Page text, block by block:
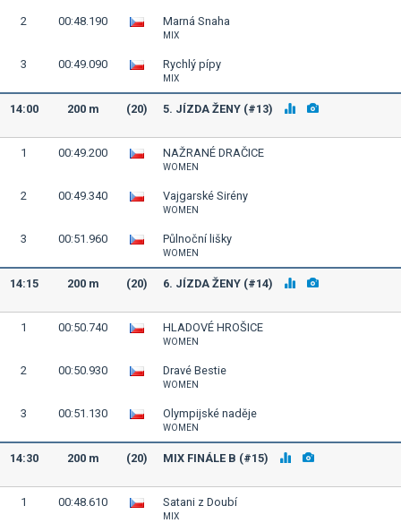
2 00:48.190 Marná Snaha
MIX
3 00:49.090 Rychlý pípy
MIX
14:00 200 m (20) 5. JÍZDA ŽENY (#13)
1 00:49.200 NAŽRANÉ DRAČICE
WOMEN
2 00:49.340 Vajgarské Sirény
WOMEN
3 00:51.960 Půlnoční lišky
WOMEN
14:15 200 m (20) 6. JÍZDA ŽENY (#14)
1 00:50.740 HLADOVÉ HROŠICE
WOMEN
2 00:50.930 Dravé Bestie
WOMEN
3 00:51.130 Olympijské naděje
WOMEN
14:30 200 m (20) MIX FINÁLE B (#15)
1 00:48.610 Satani z Doubí
MIX